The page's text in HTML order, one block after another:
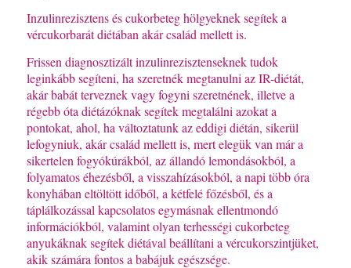
Inzulinrezisztens és cukorbeteg hölgyeknek segítek a
vércukorbarát diétában akár család mellett is.
Frissen diagnosztizált inzulinrezisztenseknek tudok
leginkább segíteni, ha szeretnék megtanulni az IR-diétát,
akár babát terveznek vagy fogyni szeretnének, illetve a
régebb óta diétázóknak segítek megtalálni azokat a
pontokat, ahol, ha változtatunk az eddigi diétán, sikerül
lefogyniuk, akár család mellett is, mert elegük van már a
sikertelen fogyókúrákból, az állandó lemondásokból, a
folyamatos éhezésből, a visszahízásokból, a napi több óra
konyhában eltöltött időből, a kétfelé főzésből, és a
táplálkozással kapcsolatos egymásnak ellentmondó
információkból, valamint olyan terhességi cukorbeteg
anyukáknak segítek diétával beállítani a vércukorszintjüket,
akik számára fontos a babájuk egészsége.